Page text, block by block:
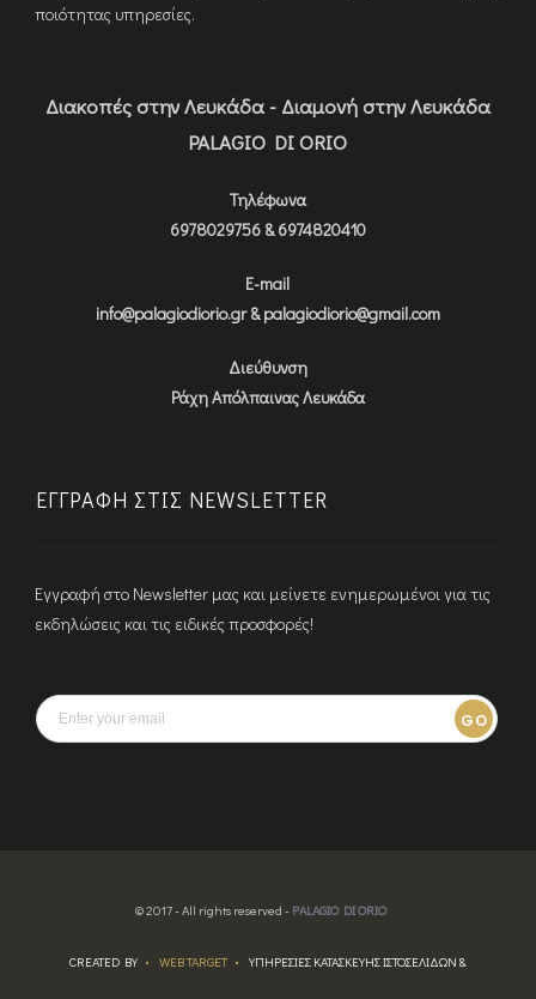
ποιότητας υπηρεσίες.
Διακοπές στην Λευκάδα - Διαμονή στην Λευκάδα
PALAGIO DI ORIO
Τηλέφωνα
6978029756 & 6974820410
E-mail
info@palagiodiorio.gr & palagiodiorio@gmail.com
Διεύθυνση
Ράχη Απόλπαινας Λευκάδα
ΕΓΓΡΑΦΉ ΣΤΙΣ NEWSLETTER
Εγγραφή στο Newsletter μας και μείνετε ενημερωμένοι για τις
εκδηλώσεις και τις ειδικές προσφορές!
GO
© 2017 - All rights reserved - PALAGIO DI ORIO
CREATED BY WEB TARGET ΥΠΗΡΕΣΙΕΣ ΚΑΤΑΣΚΕΥΗΣ ΙΣΤΟΣΕΛΙΔΩΝ &